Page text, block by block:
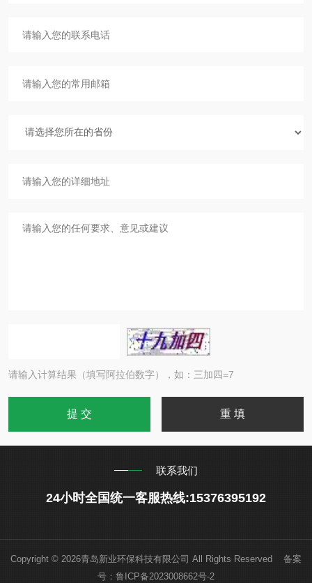
请输入计算结果（填写阿拉伯数字），如：三加四=7
联系我们
24小时全国统一客服热线:15376395192
Copyright © 2026青岛新业环保科技有限公司 All Rights Reserved 备案
号： 鲁ICP备2023008662号-2